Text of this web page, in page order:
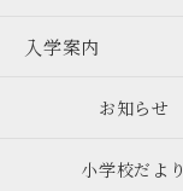
入学案内
お知らせ
小学校だより